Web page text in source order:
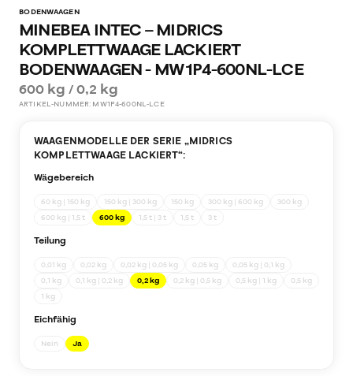
BODENWAAGEN
MINEBEA INTEC – MIDRICS
KOMPLETTWAAGE LACKIERT
BODENWAAGEN - MW1P4-600NL-LCE
600 kg / 0,2 kg
ARTIKEL-NUMMER: MW1P4-600NL-LCE
WAAGENMODELLE DER SERIE „MIDRICS
KOMPLETTWAAGE LACKIERT“:
Wägebereich
60 kg | 150 kg 150 kg | 300 kg 150 kg 300 kg | 600 kg
300 kg
600 kg | 1,5 t
600 kg 1,5 t | 3 t 1,5 t 3 t
Teilung
0,01 kg 0,02 kg 0,02 kg | 0,05 kg 0,05 kg
0,05 kg | 0,1 kg
0,1 kg
0,1 kg | 0,2 kg 0,2 kg 0,2 kg | 0,5 kg 0,5 kg | 1 kg
0,5 kg
1 kg
Eichfähig
Nein Ja